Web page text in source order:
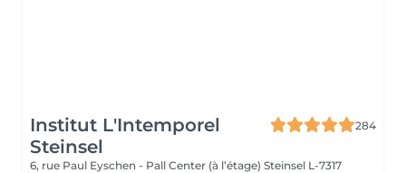
Institut L'Intemporel
Steinsel
284
6, rue Paul Eyschen - Pall Center (à l’étage) Steinsel L-7317